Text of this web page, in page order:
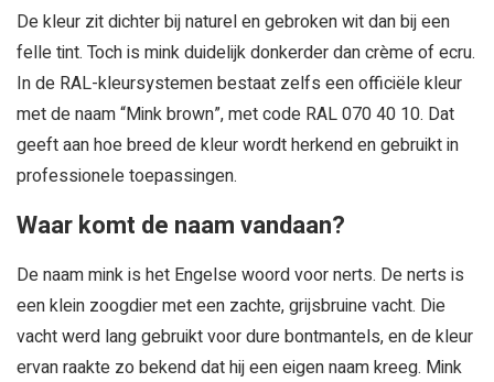
De kleur zit dichter bij naturel en gebroken wit dan bij een
felle tint. Toch is mink duidelijk donkerder dan crème of ecru.
In de RAL-kleursystemen bestaat zelfs een officiële kleur
met de naam “Mink brown”, met code RAL 070 40 10. Dat
geeft aan hoe breed de kleur wordt herkend en gebruikt in
professionele toepassingen.
Waar komt de naam vandaan?
De naam mink is het Engelse woord voor nerts. De nerts is
een klein zoogdier met een zachte, grijsbruine vacht. Die
vacht werd lang gebruikt voor dure bontmantels, en de kleur
ervan raakte zo bekend dat hij een eigen naam kreeg. Mink